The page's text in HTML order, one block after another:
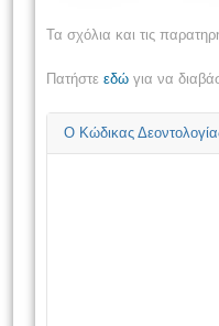
Τα σχόλια και τις
Πατήστε εδώ για να
Ο Κώδικας